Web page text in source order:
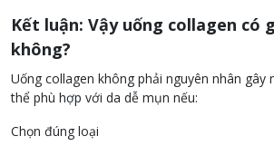
Kết luận: Vậy uống collagen có
không?
Uống collagen không phải nguyên nhân gây
thể phù hợp với da dễ mụn nếu:
Chọn đúng loại